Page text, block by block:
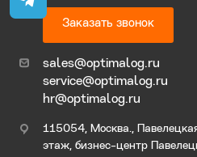
Заказать звонок
sales@optimalog.ru
service@optimalog.ru
hr@optimalog.ru
115054, Москва.,
этаж, бизнес-центр